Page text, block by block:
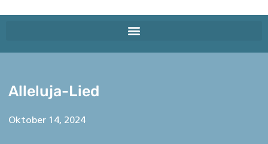
Alleluja-Lied
Oktober 14, 2024